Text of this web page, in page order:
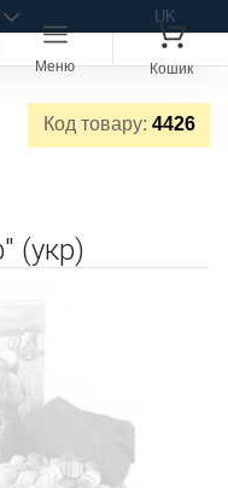
UK
Меню Кошик
Код товару: 4426
(укр)